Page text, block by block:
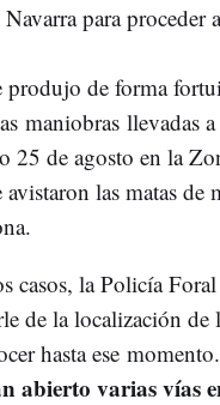
para proceder
produjo de forma
maniobras llevadas a
25 de agosto en la
las matas de
casos, la Policía
de la localización de
hasta ese
abierto varias vías